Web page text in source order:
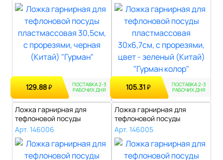
129.88₽ ПОСТАВКА 2-3
РАБОЧИХ ДНЯ 105.31₽ ПОСТАВКА 2-3
РАБОЧИХ ДНЯ
Ложка гарнирная для
тефлоновой посуды
пластмассовая 30,..
Арт. 146006
Ложка гарнирная для
тефлоновой посуды
пластмассовая 31х..
Арт. 146005